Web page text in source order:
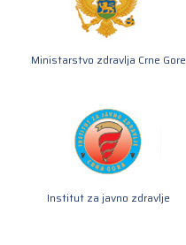
Ministarstvo zdravlja Crne Gore
Institut za javno zdravlje